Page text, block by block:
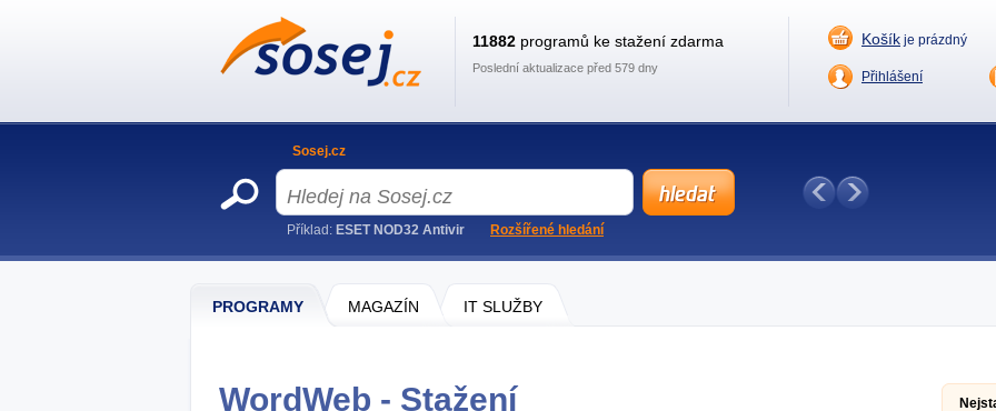
PROGRAMY MAGAZÍN IT SLUŽBY
WordWeb - Stažení
11882 programů ke stažení zdarma
Poslední aktualizace před 579 dny
Košík je prázdný
Přihlášení
Sosej.cz
Příklad: ESET NOD32 Antivir Rozšířené hledání